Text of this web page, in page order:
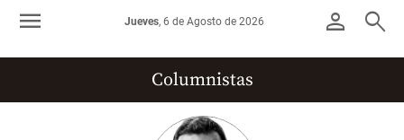
Colombia
person search
Jueves, 6 de Agosto de 2026
menu
Columnistas